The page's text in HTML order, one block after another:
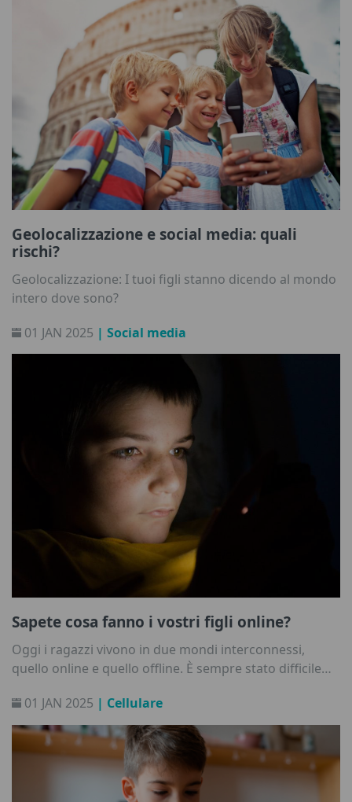
problemi più frequenti che i bambini incontrano
Geolocalizzazione e social media: quali
rischi?
Geolocalizzazione: I tuoi figli stanno dicendo al mondo
intero dove sono?
01 JAN 2025 | Social media
Sapete cosa fanno i vostri figli online?
Oggi i ragazzi vivono in due mondi interconnessi,
quello online e quello offline. È sempre stato difficile
più facile ora, con tutto il tempo che passano su
internet. Quindi, come fare in modo che i vostri figli
stiano fuori dai guai?
01 JAN 2025 | Cellulare